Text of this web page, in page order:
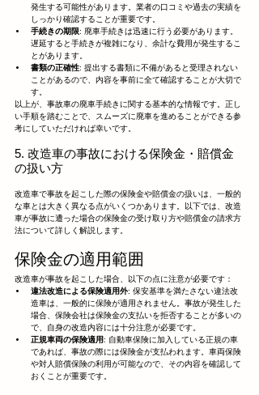
発生する可能性があります。業者の口コミや過去の実績を
しっかり確認することが重要です。
手続きの期限: 廃車手続きは迅速に行う必要があります。
遅延すると手続きが複雑になり、余計な費用が発生するこ
とがあります。
書類の正確性: 提出する書類に不備があると受理されない
ことがあるので、内容を事前に全て確認することが大切で
す。
以上が、事故車の廃車手続きに関する基本的な情報です。正し
い手順を踏むことで、スムーズに廃車を進めることができる参
考にしていただければ幸いです。
5. 改造車の事故における保険金・賠償金
の扱い方
改造車で事故を起こした際の保険金や賠償金の扱いは、一般的
な車とは大きく異なる点がいくつかあります。以下では、改造
車が事故に遭った場合の保険金の受け取り方や賠償金の請求方
法について詳しく解説します。
保険金の適用範囲
改造車が事故を起こした場合、以下の点に注意が必要です：
違法改造による保険適用外: 保安基準を満たさない違法改
造車は、一般的に保険が適用されません。事故が発生した
場合、保険会社は保険金の支払いを拒否することが多いの
で、自身の改造内容には十分注意が必要です。
正規車両の保険適用: 自動車保険に加入している正規の車
であれば、事故の際には保険金が支払われます。車両保険
や対人賠償保険の利用が可能なので、その内容を確認して
おくことが重要です。